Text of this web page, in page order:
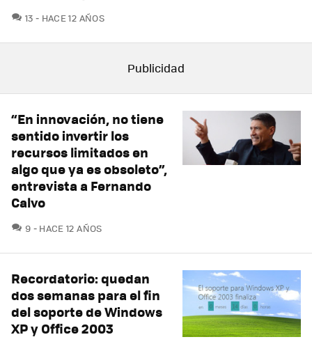
13 COMENTARIOS
HACE 12 AÑOS
“En innovación, no tiene
sentido invertir los
recursos limitados en
algo que ya es obsoleto”,
entrevista a Fernando
Calvo
9 COMENTARIOS
HACE 12 AÑOS
Recordatorio: quedan
dos semanas para el fin
del soporte de Windows
XP y Office 2003